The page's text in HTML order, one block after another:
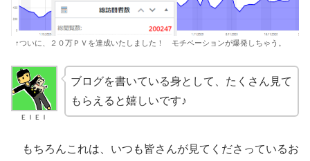
↑ついに、２０万ＰＶを達成いたしました！ モチベーションが爆発しちゃう。
ＥＩＥＩ
ブログを書いている身として、たくさん見て
もらえると嬉しいです♪
もちろんこれは、いつも皆さんが見てくださっているお